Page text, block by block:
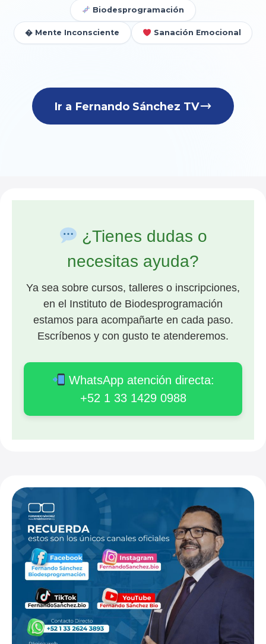
Biodesprogramación
� Mente Inconsciente Sanación Emocional
Ir a Fernando Sánchez TV
¿Tienes dudas o
necesitas ayuda?
Ya sea sobre cursos, talleres o inscripciones,
en el Instituto de Biodesprogramación
estamos para acompañarte en cada paso.
Escríbenos y con gusto te atenderemos.
WhatsApp atención directa:
+52 1 33 1429 0988